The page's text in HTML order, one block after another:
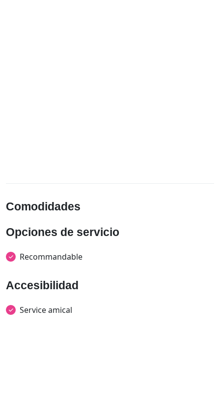
Comodidades
Opciones de servicio
Recommandable
Accesibilidad
Service amical